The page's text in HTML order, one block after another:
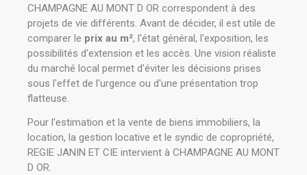
CHAMPAGNE AU MONT D OR correspondent à des
projets de vie différents. Avant de décider, il est utile de
comparer le prix au m², l'état général, l'exposition, les
possibilités d'extension et les accès. Une vision réaliste
du marché local permet d'éviter les décisions prises
sous l'effet de l'urgence ou d'une présentation trop
flatteuse.
Pour l'estimation et la vente de biens immobiliers, la
location, la gestion locative et le syndic de copropriété,
REGIE JANIN ET CIE intervient à CHAMPAGNE AU MONT
D OR.